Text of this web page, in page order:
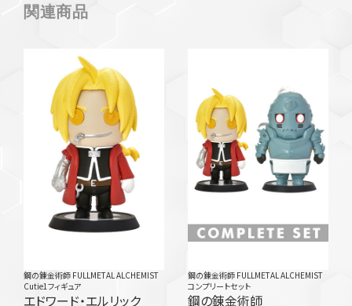
関連商品
鋼の錬金術師 FULLMETAL ALCHEMIST
Cutie1フィギュア
エドワード・エルリック
鋼の錬金術師 FULLMETAL ALCHEMIST
コンプリートセット
鋼の錬金術師